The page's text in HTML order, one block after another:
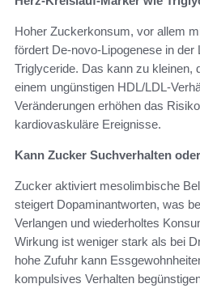
Hoher Zuckerkonsum, vor allem
fördert De‑novo‑Lipogenese in
Triglyceride. Das kann zu kleinen,
einem ungünstigen HDL/
Veränderungen erhöhen das
kardiovaskuläre Ereignisse.
Kann Zucker Suchverhalten
Zucker aktiviert mesolimbische
steigert Dopaminantworten, was
Verlangen und wiederholtes
Wirkung ist weniger stark als bei
hohe Zufuhr kann
kompulsives Verhalten